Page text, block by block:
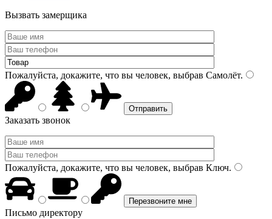
Вызвать замерщика
Пожалуйста, докажите, что вы человек, выбрав Самолёт.
Заказать звонок
Пожалуйста, докажите, что вы человек, выбрав Ключ.
Письмо директору